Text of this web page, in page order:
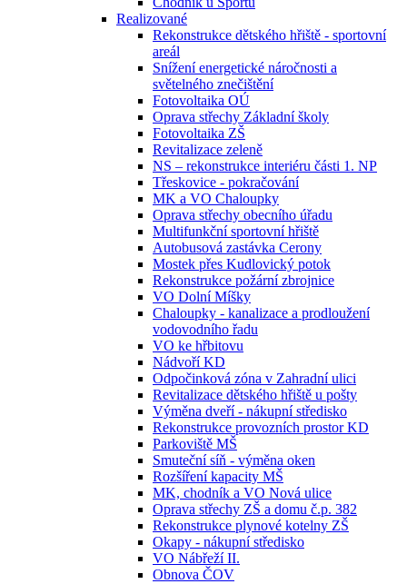
Realizované
Rekonstrukce dětského hřiště - sportovní
areál
Snížení energetické náročnosti a
světelného znečištění
Fotovoltaika OÚ
Oprava střechy Základní školy
Fotovoltaika ZŠ
Revitalizace zeleně
NS – rekonstrukce interiéru části 1. NP
Třeskovice - pokračování
MK a VO Chaloupky
Oprava střechy obecního úřadu
Multifunkční sportovní hřiště
Autobusová zastávka Cerony
Mostek přes Kudlovický potok
Rekonstrukce požární zbrojnice
VO Dolní Míšky
Chaloupky - kanalizace a prodloužení
vodovodního řadu
VO ke hřbitovu
Nádvoří KD
Odpočinková zóna v Zahradní ulici
Revitalizace dětského hřiště u pošty
Výměna dveří - nákupní středisko
Rekonstrukce provozních prostor KD
Parkoviště MŠ
Smuteční síň - výměna oken
Rozšíření kapacity MŠ
MK, chodník a VO Nová ulice
Oprava střechy ZŠ a domu č.p. 382
Rekonstrukce plynové kotelny ZŠ
Okapy - nákupní středisko
VO Nábřeží II.
Obnova ČOV